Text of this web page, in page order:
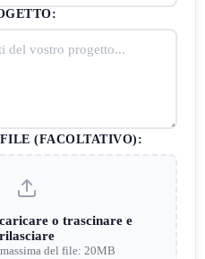
(FACOLTATIVO):
o trascinare e
rilasciare
del file: 20MB